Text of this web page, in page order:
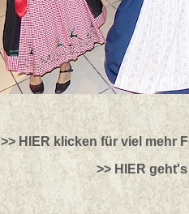
>> HIER klicken für viel mehr
>> HIER